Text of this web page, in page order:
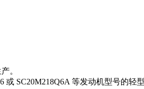
。
SC20M218Q6A 等发动机型号的轻型